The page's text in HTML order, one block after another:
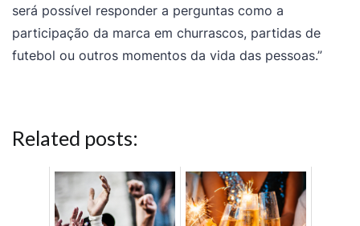
será possível responder a perguntas como a
participação da marca em churrascos, partidas de
futebol ou outros momentos da vida das pessoas.”
Related posts: